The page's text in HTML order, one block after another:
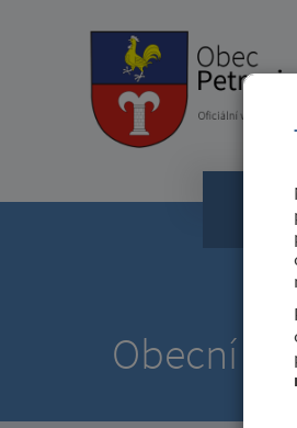
Obecní